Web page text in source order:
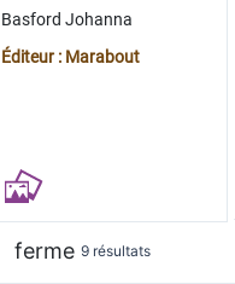
Basford Johanna
Éditeur : Marabout
ferme 9 résultats